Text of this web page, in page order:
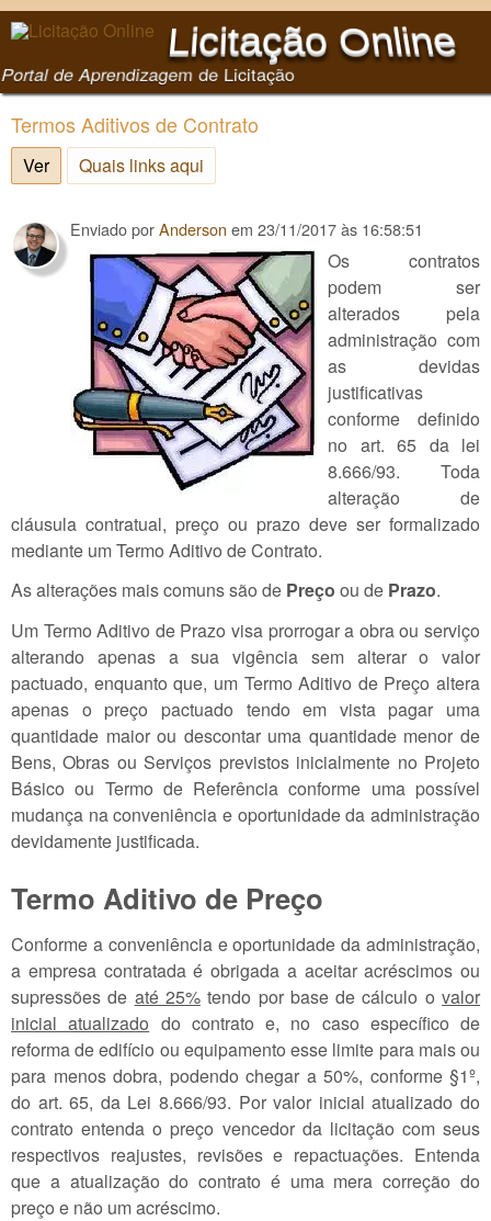
Pular para o conteúdo
principal
Licitação Online
Portal de Aprendizagem de Licitação
Termos Aditivos de Contrato
Ver(aba ativa)
Quais links aqui
Enviado porAnderson em 23/11/2017 às 16:58:51
Os contratos
podem ser
alterados pela
administração com
as devidas
justificativas
conforme definido
no art. 65 da lei
8.666/93. Toda
alteração de
cláusula contratual, preço ou prazo deve ser formalizado
mediante um Termo Aditivo de Contrato.
As alterações mais comuns são de Preço ou de Prazo.
Um Termo Aditivo de Prazo visa prorrogar a obra ou serviço
alterando apenas a sua vigência sem alterar o valor
pactuado, enquanto que, um Termo Aditivo de Preço altera
apenas o preço pactuado tendo em vista pagar uma
quantidade maior ou descontar uma quantidade menor de
Bens, Obras ou Serviços previstos inicialmente no Projeto
Básico ou Termo de Referência conforme uma possível
mudança na conveniência e oportunidade da administração
devidamente justificada.
Termo Aditivo de Preço
Conforme a conveniência e oportunidade da administração,
a empresa contratada é obrigada a aceitar acréscimos ou
supressões de até 25%tendo por base de cálculo ovalor
inicial atualizado do contrato e, no caso específico de
reforma de edifício ou equipamento esse limite para mais ou
para menos dobra, podendo chegar a 50%, conforme §1º,
do art. 65, da Lei 8.666/93. Por valor inicial atualizado do
contrato entenda o preço vencedor da licitação com seus
respectivos reajustes, revisões e repactuações. Entenda
que a atualização do contrato é uma mera correção do
preço e não um acréscimo.